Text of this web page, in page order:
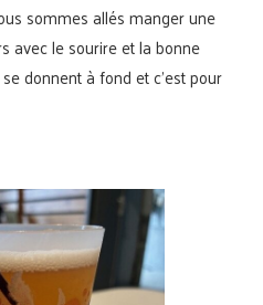
sommes allés manger une
avec le sourire et la bonne
donnent à fond et c’est pour